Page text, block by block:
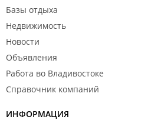
Базы отдыха
Недвижимость
Новости
Объявления
Работа во Владивостоке
Справочник компаний
ИНФОРМАЦИЯ